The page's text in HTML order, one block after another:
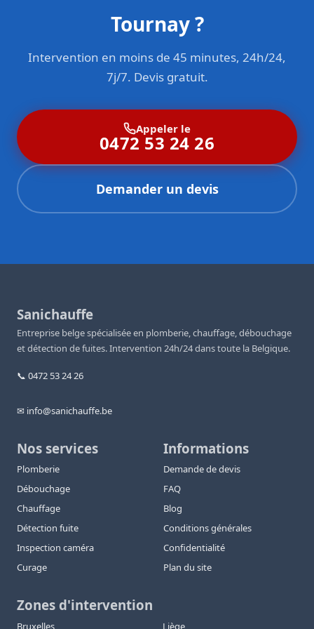
Tournay ?
Intervention en moins de 45 minutes, 24h/24,
7j/7. Devis gratuit.
Appeler le
0472 53 24 26
Demander un devis
Sanichauffe
Entreprise belge spécialisée en plomberie, chauffage, débouchage
et détection de fuites. Intervention 24h/24 dans toute la Belgique.
📞 0472 53 24 26
✉ info@sanichauffe.be
Nos services
Plomberie
Débouchage
Chauffage
Détection fuite
Inspection caméra
Curage
Informations
Demande de devis
FAQ
Blog
Conditions générales
Confidentialité
Plan du site
Zones d'intervention
Bruxelles Liège